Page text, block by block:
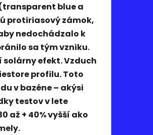
blue a
protiriasový zámok,
nedochádzalo k
sa tým vzniku.
efekt. Vzduch
profilu. Toto
v bazéne – akýsi
testov v lete
až + 40% vyšší ako